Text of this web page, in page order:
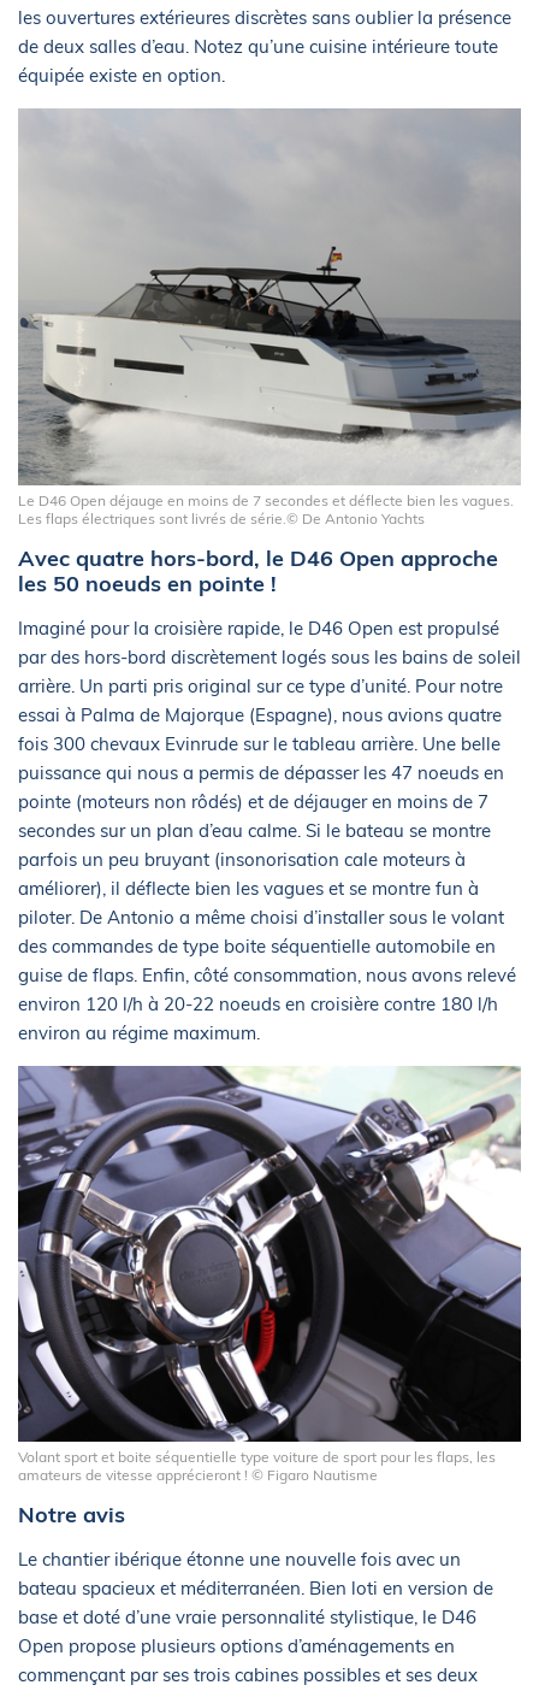
les ouvertures extérieures discrètes sans oublier la présence
de deux salles d’eau. Notez qu’une cuisine intérieure toute
équipée existe en option.
Le D46 Open déjauge en moins de 7 secondes et déflecte bien les vagues.
Les flaps électriques sont livrés de série.© De Antonio Yachts
Avec quatre hors-bord, le D46 Open approche
les 50 noeuds en pointe !
Imaginé pour la croisière rapide, le D46 Open est propulsé
par des hors-bord discrètement logés sous les bains de soleil
arrière. Un parti pris original sur ce type d’unité. Pour notre
essai à Palma de Majorque (Espagne), nous avions quatre
fois 300 chevaux Evinrude sur le tableau arrière. Une belle
puissance qui nous a permis de dépasser les 47 noeuds en
pointe (moteurs non rôdés) et de déjauger en moins de 7
secondes sur un plan d’eau calme. Si le bateau se montre
parfois un peu bruyant (insonorisation cale moteurs à
améliorer), il déflecte bien les vagues et se montre fun à
piloter. De Antonio a même choisi d’installer sous le volant
des commandes de type boite séquentielle automobile en
guise de flaps. Enfin, côté consommation, nous avons relevé
environ 120 l/h à 20-22 noeuds en croisière contre 180 l/h
environ au régime maximum.
Volant sport et boite séquentielle type voiture de sport pour les flaps, les
amateurs de vitesse apprécieront ! © Figaro Nautisme
Notre avis
Le chantier ibérique étonne une nouvelle fois avec un
bateau spacieux et méditerranéen. Bien loti en version de
base et doté d’une vraie personnalité stylistique, le D46
Open propose plusieurs options d’aménagements en
commençant par ses trois cabines possibles et ses deux